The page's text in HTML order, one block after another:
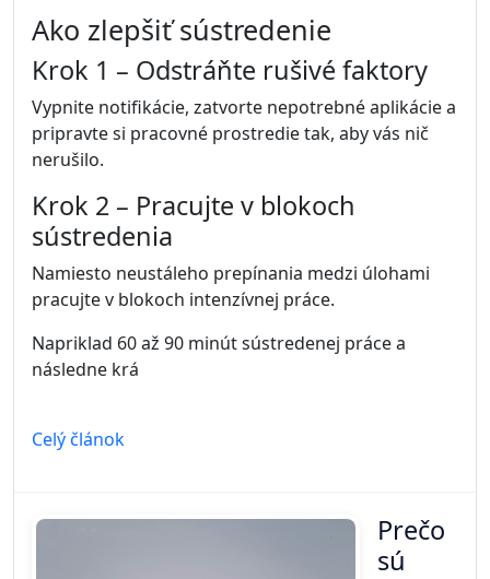
efektívnejšie začať malým krokom – napríklad 20
minút sústredenej práce navyše.
Takéto malé zmeny sa ľahšie stávajú návykom.
Sila postupného zlepšovania
Ak sa malé zlepšenia opakujú každý deň, ich efekt
sa postupne kumuluje.
Po niekoľkých mesiacoch môžu tieto drobné zmen
Celý článok